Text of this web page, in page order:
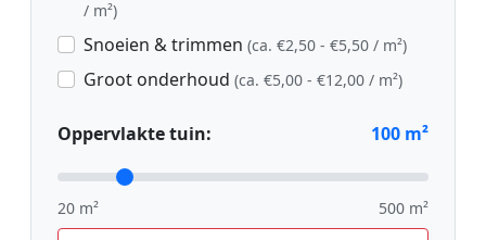
/ m²)
Snoeien & trimmen (ca. €2,50 - €5,50 / m²)
Groot onderhoud (ca. €5,00 - €12,00 / m²)
Oppervlakte tuin: 100 m²
20 m² 500 m²